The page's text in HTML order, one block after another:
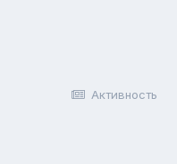
Активность